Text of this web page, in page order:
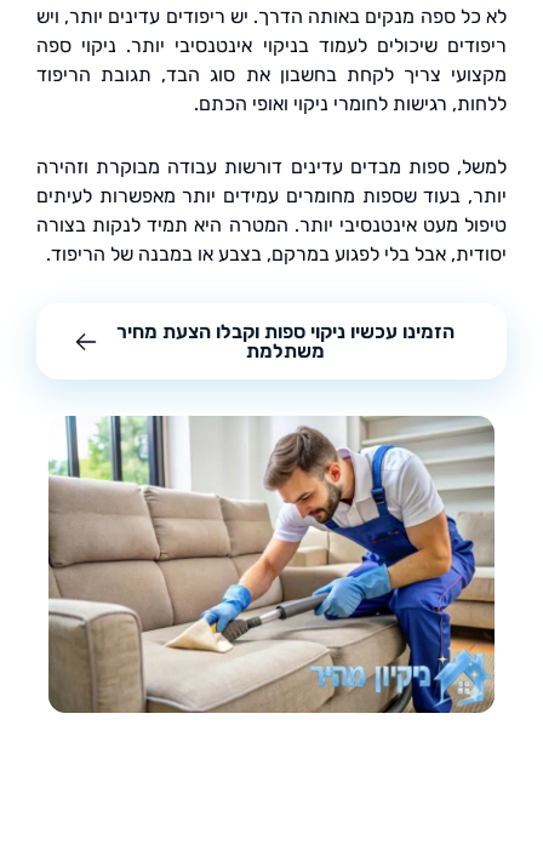
ספה מנקים באותה הדרך. יש ריפודים עדינים יותר, ויש
שיכולים לעמוד בניקוי אינטנסיבי יותר. ניקוי ספה
צריך לקחת בחשבון את סוג הבד, תגובת הריפוד
רגישות לחומרי ניקוי ואופי הכתם.
ספות מבדים עדינים דורשות עבודה מבוקרת וזהירה
בעוד שספות מחומרים עמידים יותר מאפשרות לעיתים
מעט אינטנסיבי יותר. המטרה היא תמיד לנקות בצורה
אבל בלי לפגוע במרקם, בצבע או במבנה של הריפוד.
הזמינו עכשיו ניקוי ספות וקבלו הצעת מחיר
משתלמת